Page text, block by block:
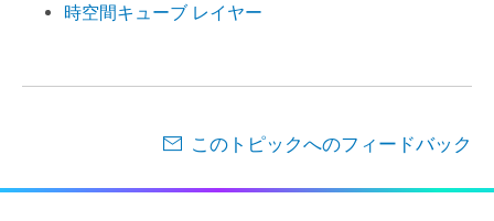
時空間キューブ レイヤー
このトピックへのフィードバック